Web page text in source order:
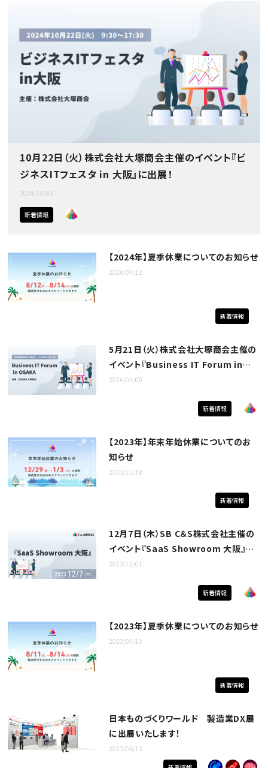
10月22日（火）株式会社大塚商会主催のイベント『ビ
ジネスITフェスタ in 大阪』に出展！
2024/10/03
新着情報
【2024年】夏季休業についてのお知らせ
2024/07/12
新着情報
5月21日（火）株式会社大塚商会主催の
イベント『Business IT Forum in
OSAKA』に出展！
2024/05/09
新着情報
【2023年】年末年始休業についてのお
知らせ
2023/12/18
新着情報
12月7日（木）SB C＆S株式会社主催の
イベント『SaaS Showroom 大阪』に
出展！
2023/12/01
新着情報
【2023年】夏季休業についてのお知らせ
2023/07/10
新着情報
日本ものづくりワールド 製造業DX展
に出展いたします！
2023/06/13